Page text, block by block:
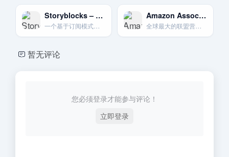
Storyblocks – 无限下载素材订阅
一个基于订阅模式的素材平台。支付年费后可无限次下载其库中的视频、音频和图片素材。
Amazon Associates 亚马逊联盟营销
全球最大的联盟营销项目.通过推广亚马逊上的任何商品来赚取佣金。
暂无评论
您必须登录才能参与评论！
立即登录